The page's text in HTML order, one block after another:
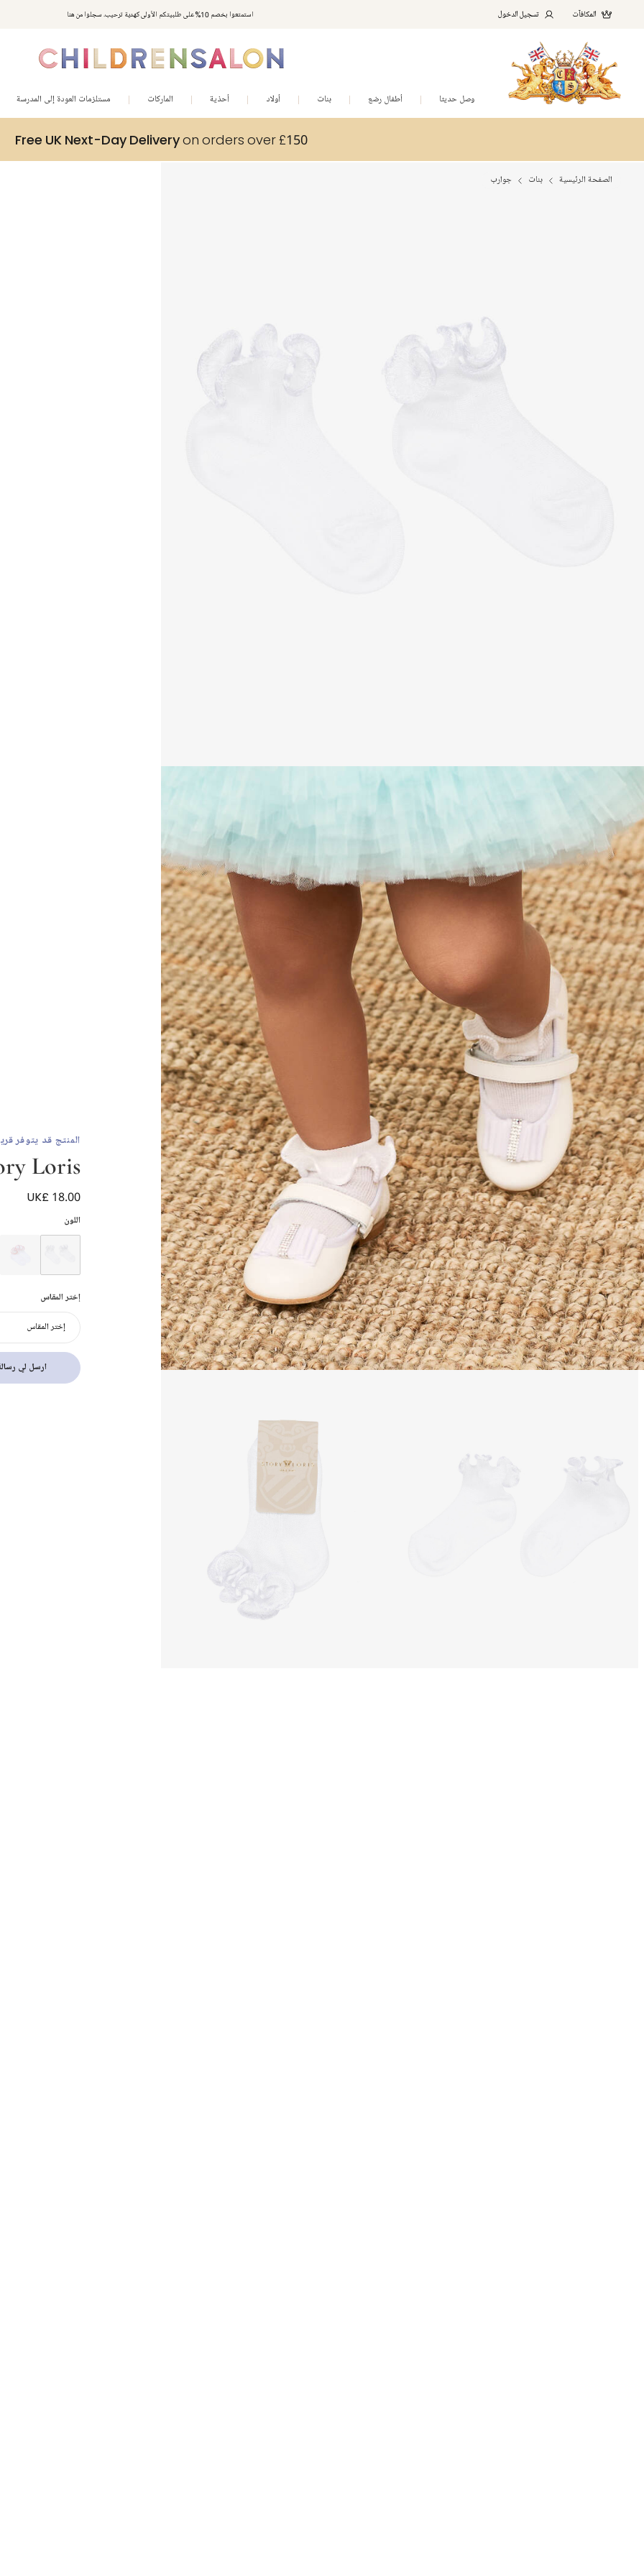
استمتعوا بخصم 10% على طلبيتكم الأولى كهدية ترحيب. سجلوا من هنا المكافآت تسجيل الدخول
وصل حديثا أطفال رضع بنات أولاد أحذية الماركات مستلزمات العودة إلى المدرسة
Free UK Next-Day Deliveryon orders over £150
الصفحة الرئيسية بنات جوارب
المنتج قد يتوفر
Loris
جوارب بكشكش لون
UK£ 18.00
اللون
إختر المقاس
إختر المقاس
ارسل لي